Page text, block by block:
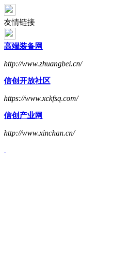
友情链接
高端装备网
http://www.zhuangbei.cn/
信创开放社区
https://www.xckfsq.com/
信创产业网
http://www.xinchan.cn/